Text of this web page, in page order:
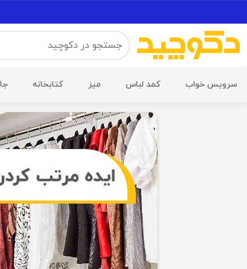
سرویس خواب کمد لباس میز کتابخانه